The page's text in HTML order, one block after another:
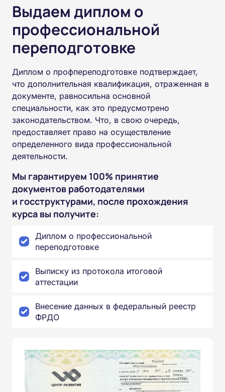
Выдаем диплом о
профессиональной
переподготовке
Диплом о профпереподготовке подтверждает,
что дополнительная квалификация, отраженная в
документе, равносильна основной
специальности, как это предусмотрено
законодательством. Что, в свою очередь,
предоставляет право на осуществление
определенного вида профессиональной
деятельности.
Мы гарантируем 100% принятие
документов работодателями
и госструктурами, после прохождения
курса вы получите:
Диплом о профессиональной
переподготовке
Выписку из протокола итоговой
аттестации
Внесение данных в федеральный реестр
ФРДО